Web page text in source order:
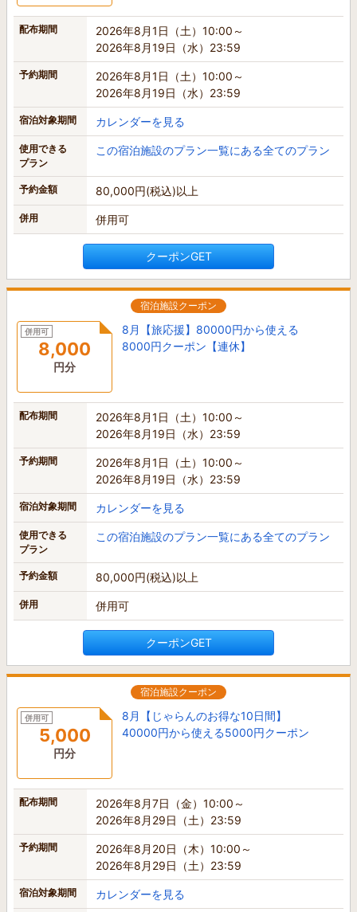
配布期間
2026年8月1日（土）10:00～
2026年8月19日（水）23:59
予約期間
2026年8月1日（土）10:00～
2026年8月19日（水）23:59
宿泊対象期間 カレンダーを見る
使用できる
プラン
この宿泊施設のプラン一覧にある全てのプラン
予約金額 80,000円(税込)以上
併用 併用可
クーポンGET
宿泊施設クーポン
併用可
8,000
円分
8月【旅応援】80000円から使える
8000円クーポン【連休】
配布期間
2026年8月1日（土）10:00～
2026年8月19日（水）23:59
予約期間
2026年8月1日（土）10:00～
2026年8月19日（水）23:59
宿泊対象期間 カレンダーを見る
使用できる
プラン
この宿泊施設のプラン一覧にある全てのプラン
予約金額 80,000円(税込)以上
併用 併用可
クーポンGET
宿泊施設クーポン
併用可
5,000
円分
8月【じゃらんのお得な10日間】
40000円から使える5000円クーポン
配布期間
2026年8月7日（金）10:00～
2026年8月29日（土）23:59
予約期間
2026年8月20日（木）10:00～
2026年8月29日（土）23:59
宿泊対象期間 カレンダーを見る